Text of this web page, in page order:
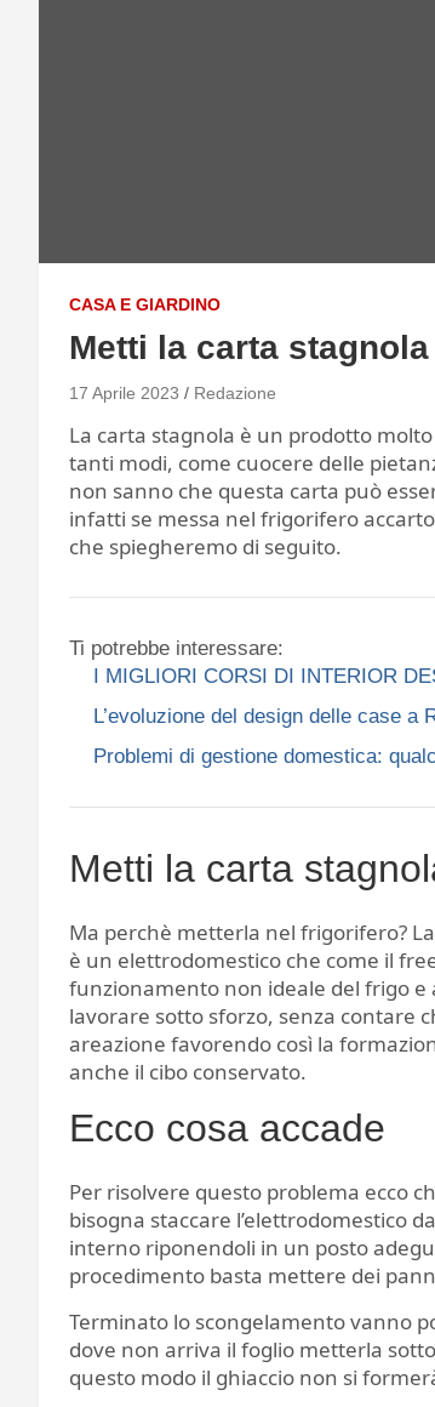
CASA E GIARDINO
Metti la carta
17 Aprile 2023 Redazione
La carta stagnola è un prodotto
tanti modi, come cuocere delle
non sanno che questa carta può
infatti se messa nel frigorifero
che spiegheremo di seguito.
Ti potrebbe interessare:
I MIGLIORI CORSI DI INTERIOR
L’evoluzione del design delle case a
Problemi di gestione domestica:
Metti la carta
Ma perchè metterla nel frigorifero?
è un elettrodomestico che come il
funzionamento non ideale del frigo
lavorare sotto sforzo, senza contare
areazione favorendo così la
anche il cibo conservato.
Ecco cosa accade
Per risolvere questo problema ecco
bisogna staccare l’elettrodomestico
interno riponendoli in un posto
procedimento basta mettere dei
Terminato lo scongelamento vanno
dove non arriva il foglio metterla
questo modo il ghiaccio non si